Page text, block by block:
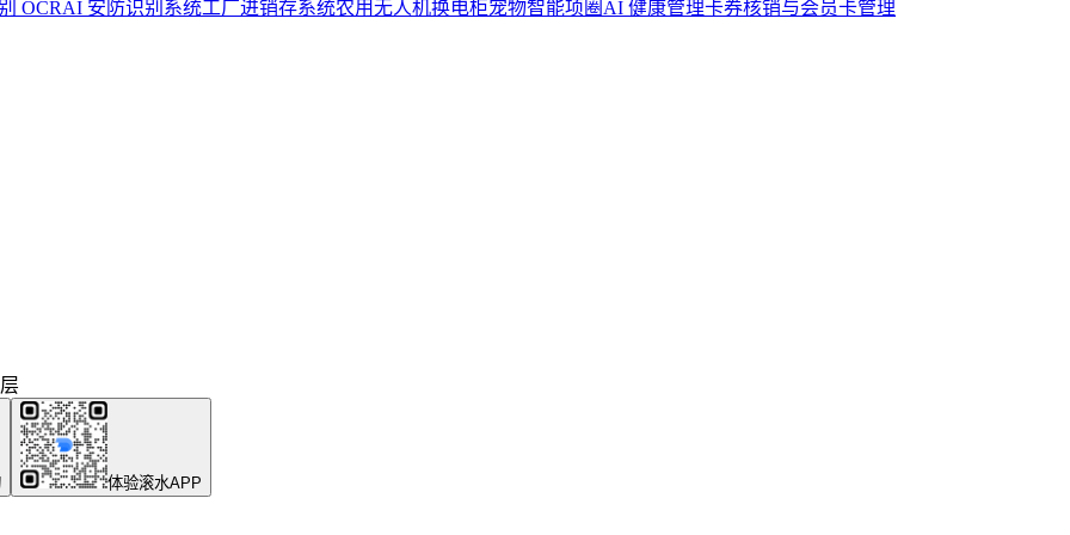
OCRAI 安防识别系统工厂进销存系统农用无人机换电柜宠物智能项圈 AI 健康管理卡券核销与会员卡管理
体验滚水APP